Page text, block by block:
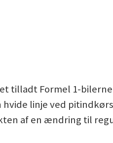
tilladt Formel 1-
linje ved
af en ændring til